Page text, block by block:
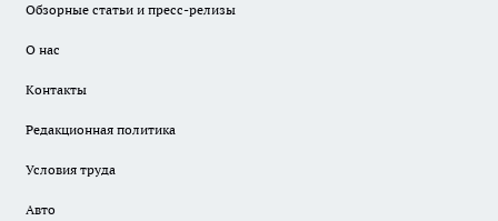
Обзорные статьи и пресс-релизы
О нас
Контакты
Редакционная политика
Условия труда
Авто